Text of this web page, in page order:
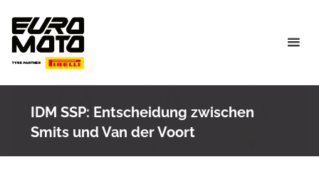
content
IDM SSP: Entscheidung zwischen
Smits und Van der Voort